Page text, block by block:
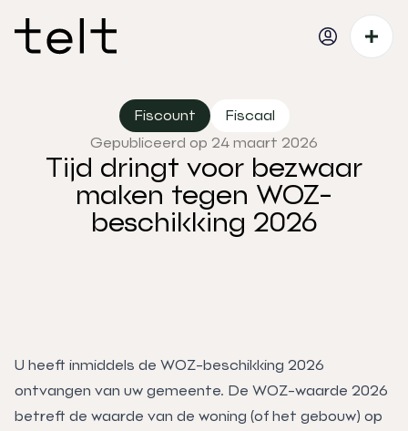
Fiscount
Fiscaal
Gepubliceerd op 24 maart 2026
Tijd dringt voor bezwaar
maken tegen WOZ-
beschikking 2026
U heeft inmiddels de WOZ-beschikking 2026
ontvangen van uw gemeente. De WOZ-waarde 2026
betreft de waarde van de woning (of het gebouw) op